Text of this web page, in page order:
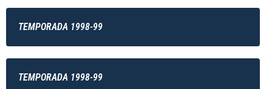
TEMPORADA 1998-99
TEMPORADA 1998-99